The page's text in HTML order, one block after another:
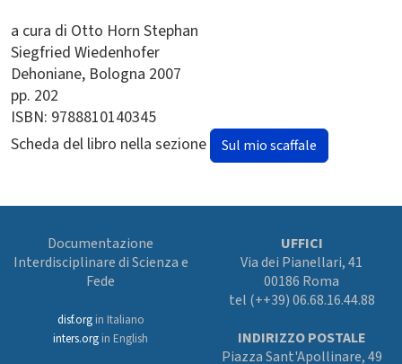
a cura di Otto Horn Stephan
Siegfried Wiedenhofer
Dehoniane Bologna 2007
pp. 202
ISBN: 9788810140345
Scheda del libro nella sezione
Sul mio scaffale
Documentazione
Interdisciplinare di Scienza e
Fede
disf.orgin Italiano
inters.org in English
UFFICI
Via dei Pianellari, 41
00186 Roma
tel (++39) 06.68.16.44.88
INDIRIZZO POSTALE
Piazza Sant'Apollinare, 49